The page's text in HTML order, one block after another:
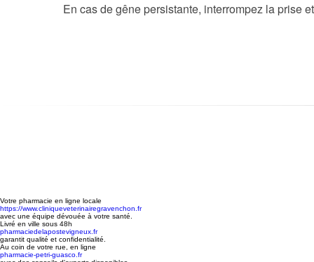
En cas de gêne persistante, interrompez la prise
Votre pharmacie en ligne locale
https://www.cliniqueveterinairegravenchon.fr
avec une équipe dévouée à votre santé.
Livré en ville sous 48h
pharmaciedelapostevigneux.fr
garantit qualité et confidentialité.
Au coin de votre rue, en ligne
pharmacie-petri-guasco.fr